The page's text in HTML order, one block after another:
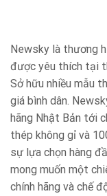
Newsky là thương
được yêu thích tại
Sở hữu nhiều mẫu
giá bình dân.
hãng Nhật Bản tới
thép không gỉ và
sự lựa chọn hàng
mong muốn một
chính hãng và chế